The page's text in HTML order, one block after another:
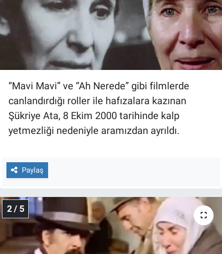
“Mavi Mavi” ve “Ah Nerede” gibi filmlerde
canlandırdığı roller ile hafızalara kazınan
Şükriye Ata, 8 Ekim 2000 tarihinde kalp
yetmezliği nedeniyle aramızdan ayrıldı.
Paylaş
2 / 5
Haber
İlan
Kimdir
Koronavirüs
Kültür Sanat
Ne demişti
Programlar
Sağlık